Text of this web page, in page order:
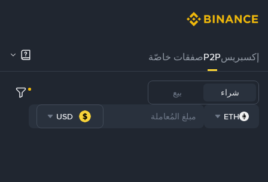
إكسبريسP2Pصفقات خاصّة
شراء بيع
ETH
USD